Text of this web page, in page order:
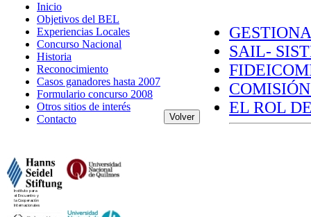
Inicio
Objetivos del BEL
Experiencias Locales
Concurso Nacional
Historia
Reconocimiento
Casos ganadores hasta 2007
Formulario concurso 2008
Otros sitios de interés
Contacto
SAIL-
EL ROL